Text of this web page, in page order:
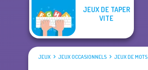
JEUX DE TAPER
VITE
JEUX JEUX OCCASIONNELS JEUX DE MOTS